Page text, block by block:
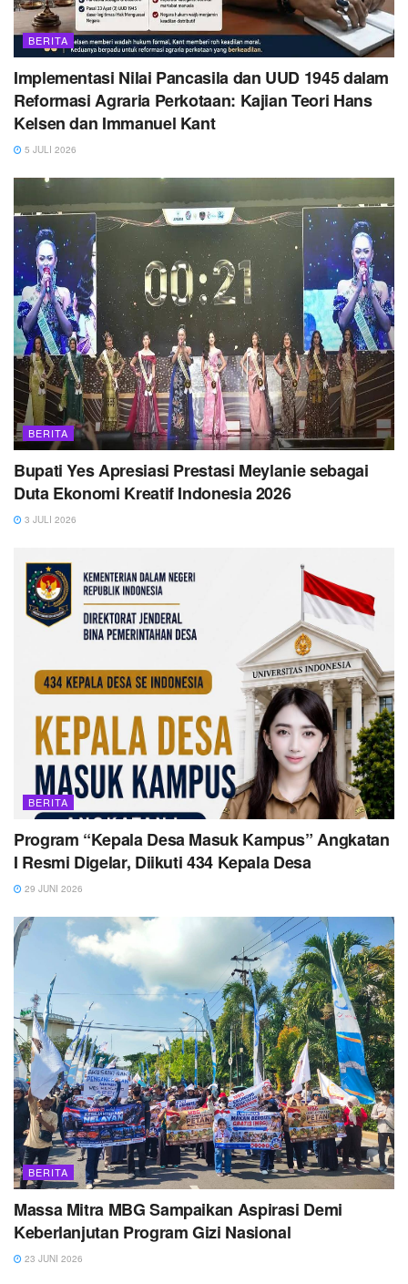
BERITA
Implementasi Nilai Pancasila dan UUD 1945 dalam
Reformasi Agraria Perkotaan: Kajian Teori Hans
Kelsen dan Immanuel Kant
5 JULI 2026
BERITA
Bupati Yes Apresiasi Prestasi Meylanie sebagai
Duta Ekonomi Kreatif Indonesia 2026
3 JULI 2026
BERITA
Program “Kepala Desa Masuk Kampus” Angkatan
I Resmi Digelar, Diikuti 434 Kepala Desa
29 JUNI 2026
BERITA
Massa Mitra MBG Sampaikan Aspirasi Demi
Keberlanjutan Program Gizi Nasional
23 JUNI 2026